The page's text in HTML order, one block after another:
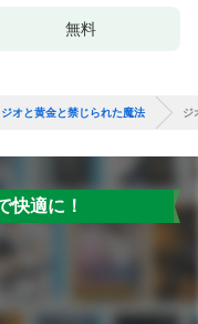
無料
ジオと黄金と禁じられた魔法 ジ
快適に！